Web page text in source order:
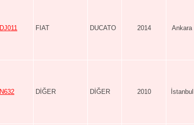
FIAT DUCATO 2014 Ankara
DİĞER DİĞER 2010 İstanbul